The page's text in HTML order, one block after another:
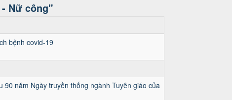
Nữ công"
bệnh covid-19
năm Ngày truyền thống ngành Tuyên giáo của